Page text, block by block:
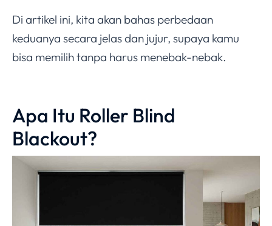
Di artikel ini, kita akan bahas perbedaan
keduanya secara jelas dan jujur, supaya kamu
bisa memilih tanpa harus menebak-nebak.
Apa Itu Roller Blind
Blackout?